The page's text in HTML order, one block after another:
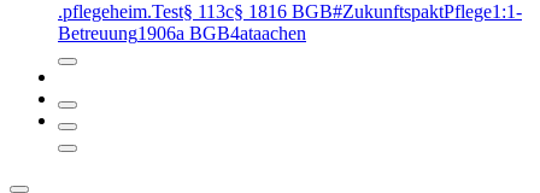
.pflegeheim.Test§ 113c§ 1816 BGB#ZukunftspaktPflege1:1-
Betreuung1906a BGB4ataachen